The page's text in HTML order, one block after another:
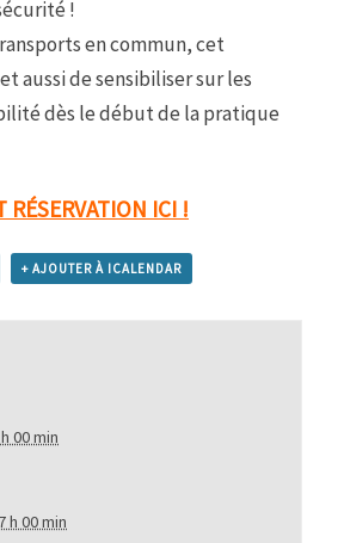
!
en commun, cet
aussi de sensibiliser sur les
dès le début de la pratique
RÉSERVATION ICI !
+ AJOUTER À ICALENDAR
00 min
h 00 min